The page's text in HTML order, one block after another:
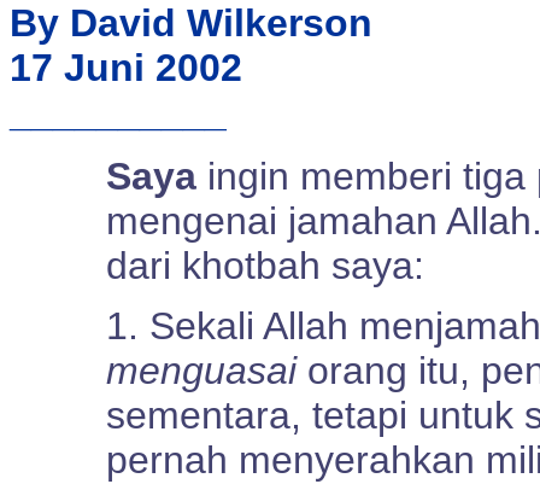
By David Wilkerson
17 Juni 2002
Saya ingin memberi
mengenai jamahan
dari khotbah saya:
1. Sekali Allah
menguasaiorang itu,
sementara, tetapi untuk
pernah menyerahkan